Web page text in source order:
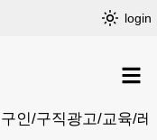
login
구인/구직광고/교육/레